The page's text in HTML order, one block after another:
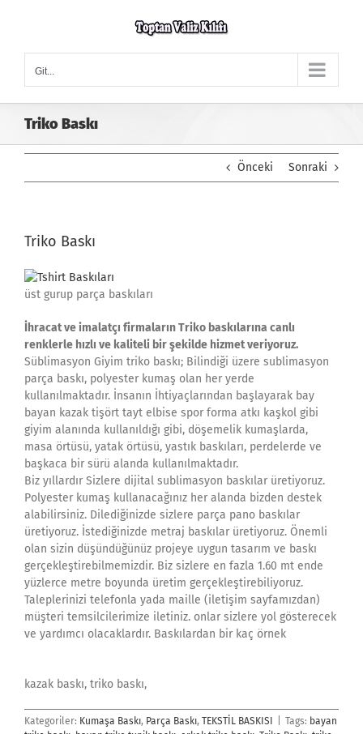
Git...
Triko Baskı
Önceki Sonraki
Triko Baskı
üst gurup parça baskıları
İhracat ve imalatçı firmaların Triko baskılarına canlı
renklerle hızlı ve kaliteli bir şekilde hizmet veriyoruz.
Süblimasyon Giyim triko baskı; Bilindiği üzere sublimasyon
parça baskı, polyester kumaş olan her yerde
kullanılmaktadır. İnsanın İhtiyaçlarından başlayarak bay
bayan kazak tişört tayt elbise spor forma atkı kaşkol gibi
giyim alanında kullanıldığı gibi, döşemelik kumaşlarda,
masa örtüsü, yatak örtüsü, yastık baskıları, perdelerde ve
başkaca bir sürü alanda kullanılmaktadır.
Biz yıllardır Sizlere dijital sublimasyon baskılar üretiyoruz.
Polyester kumaş kullanacağınız her alanda bizden destek
alabilirsiniz. Dilediğinizde sizlere parça pano baskılar
üretiyoruz. İstediğinizde metraj baskılar üretiyoruz. Önemli
olan sizin düşündüğünüz projeye uygun tasarım ve baskı
gerçekleştirebilmemizdir. Biz sizlere en fazla 1.60 mt ende
yüzlerce metre boyunda üretim gerçekleştirebiliyoruz.
Taleplerinizi telefonla yada maille (iletişim sayfamızdan)
müşteri temsilcilerimize iletiniz. onlar sizlere yol gösterecek
ve yardımcı olacaklardır. Baskılardan bir kaç örnek
kazak baskı, triko baskı,
Kategoriler: Kumaşa Baskı, Parça Baskı, TEKSTİL BASKISI Tags: bayan